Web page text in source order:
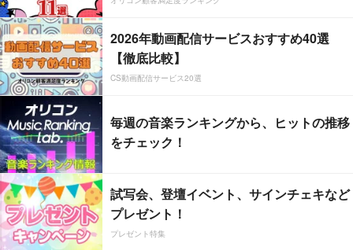
2026年動画配信サービスおすすめ40選
【徹底比較】
CS動画配信サービス20選
毎週の音楽ランキングから、ヒットの推移
をチェック！
試写会、登壇イベント、サインチェキなど
プレゼント！
プレゼント特集